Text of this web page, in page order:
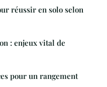
réussir en solo selon
: enjeux vital de
pour un rangement